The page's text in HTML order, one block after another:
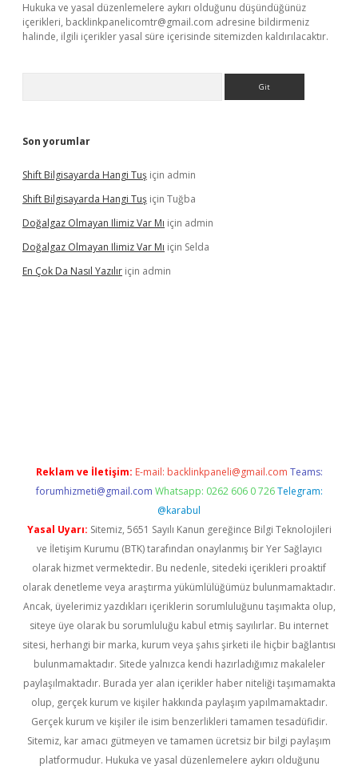
Hukuka ve yasal düzenlemelere aykırı olduğunu düşündüğünüz
içerikleri, backlinkpanelicomtr@gmail.com adresine bildirmeniz
halinde, ilgili içerikler yasal süre içerisinde sitemizden kaldırılacaktır.
Son yorumlar
Shift Bilgisayarda Hangi Tuş için admin
Shift Bilgisayarda Hangi Tuş için Tuğba
Doğalgaz Olmayan Ilimiz Var Mı için admin
Doğalgaz Olmayan Ilimiz Var Mı için Selda
En Çok Da Nasıl Yazılır için admin
Reklam ve İletişim: E-mail: backlinkpaneli@gmail.com Teams:
forumhizmeti@gmail.com Whatsapp: 0262 606 0 726 Telegram:
@karabul
Yasal Uyarı: Sitemiz, 5651 Sayılı Kanun gereğince Bilgi Teknolojileri
ve İletişim Kurumu (BTK) tarafından onaylanmış bir Yer Sağlayıcı
olarak hizmet vermektedir. Bu nedenle, sitedeki içerikleri proaktif
olarak denetleme veya araştırma yükümlülüğümüz bulunmamaktadır.
Ancak, üyelerimiz yazdıkları içeriklerin sorumluluğunu taşımakta olup,
siteye üye olarak bu sorumluluğu kabul etmiş sayılırlar. Bu internet
sitesi, herhangi bir marka, kurum veya şahıs şirketi ile hiçbir bağlantısı
bulunmamaktadır. Sitede yalnızca kendi hazırladığımız makaleler
paylaşılmaktadır. Burada yer alan içerikler haber niteliği taşımamakta
olup, gerçek kurum ve kişiler hakkında paylaşım yapılmamaktadır.
Gerçek kurum ve kişiler ile isim benzerlikleri tamamen tesadüfidir.
Sitemiz, kar amacı gütmeyen ve tamamen ücretsiz bir bilgi paylaşım
platformudur. Hukuka ve yasal düzenlemelere aykırı olduğunu